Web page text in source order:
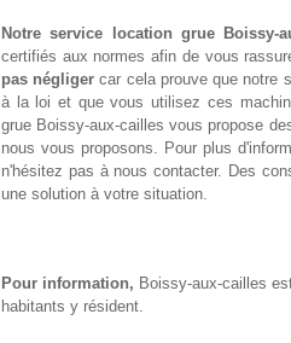
Notre service location grue Boissy-
certifiés aux normes afin de vous
pas négliger car cela prouve que notre
à la loi et que vous utilisez ces
grue Boissy-aux-cailles vous propose
nous vous proposons. Pour plus
n'hésitez pas à nous contacter. Des
une solution à votre situation.
Pour information, Boissy-aux-cailles
habitants y résident.